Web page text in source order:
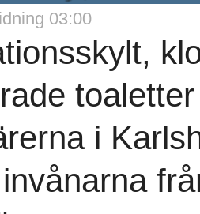
03:00
i